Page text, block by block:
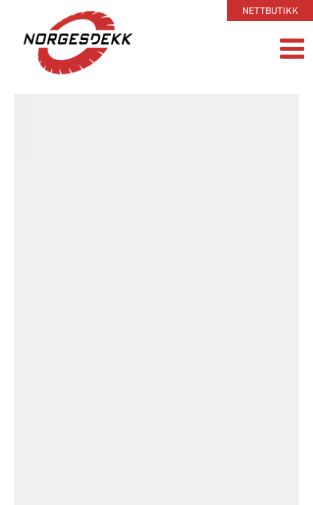
NETTBUTIKK